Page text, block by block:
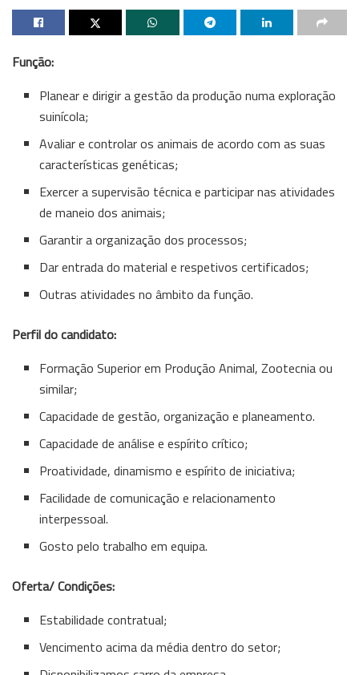
Função:
Planear e dirigir a gestão da produção numa exploração
suinícola;
Avaliar e controlar os animais de acordo com as suas
características genéticas;
Exercer a supervisão técnica e participar nas atividades
de maneio dos animais;
Garantir a organização dos processos;
Dar entrada do material e respetivos certificados;
Outras atividades no âmbito da função.
Perfil do candidato:
Formação Superior em Produção Animal, Zootecnia ou
similar;
Capacidade de gestão, organização e planeamento.
Capacidade de análise e espírito crítico;
Proatividade, dinamismo e espírito de iniciativa;
Facilidade de comunicação e relacionamento
interpessoal.
Gosto pelo trabalho em equipa.
Oferta/ Condições:
Estabilidade contratual;
Vencimento acima da média dentro do setor;